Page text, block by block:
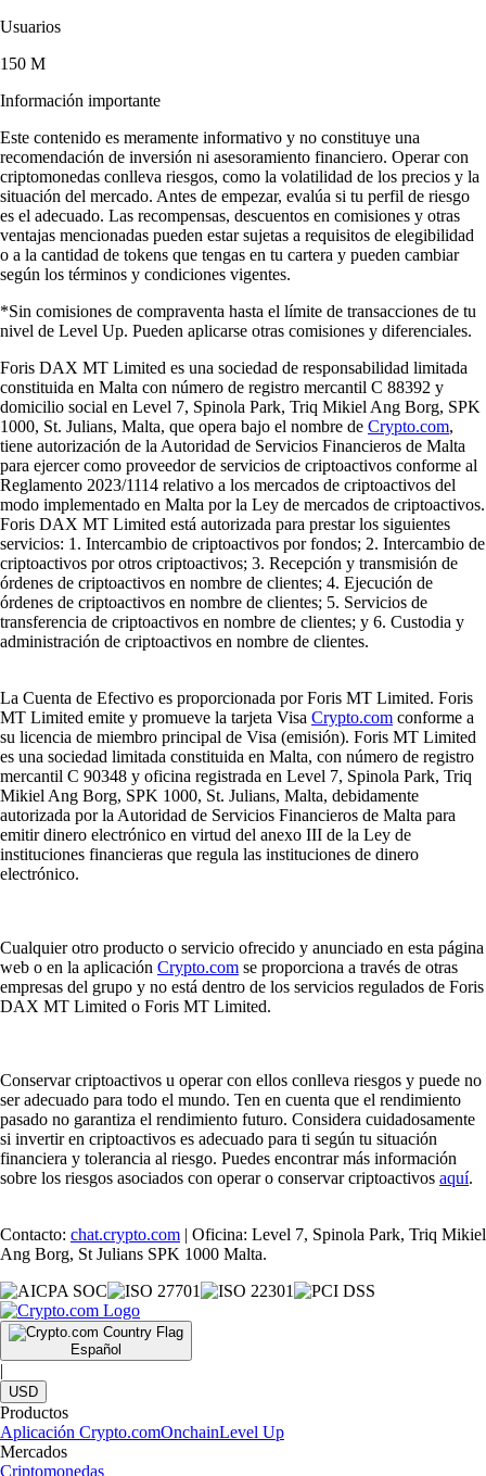
Usuarios
150 M
Información importante
Este contenido es meramente informativo y no constituye una
recomendación de inversión ni asesoramiento financiero. Operar con
criptomonedas conlleva riesgos, como la volatilidad de los precios y la
situación del mercado. Antes de empezar, evalúa si tu perfil de riesgo
es el adecuado. Las recompensas, descuentos en comisiones y otras
ventajas mencionadas pueden estar sujetas a requisitos de elegibilidad
o a la cantidad de tokens que tengas en tu cartera y pueden cambiar
según los términos y condiciones vigentes.
*Sin comisiones de compraventa hasta el límite de transacciones de tu
nivel de Level Up. Pueden aplicarse otras comisiones y diferenciales.
Foris DAX MT Limited es una sociedad de responsabilidad limitada
constituida en Malta con número de registro mercantil C 88392 y
domicilio social en Level 7, Spinola Park, Triq Mikiel Ang Borg, SPK
1000, St. Julians, Malta, que opera bajo el nombre de Crypto.com,
tiene autorización de la Autoridad de Servicios Financieros de Malta
para ejercer como proveedor de servicios de criptoactivos conforme al
Reglamento 2023/1114 relativo a los mercados de criptoactivos del
modo implementado en Malta por la Ley de mercados de criptoactivos.
Foris DAX MT Limited está autorizada para prestar los siguientes
servicios: 1. Intercambio de criptoactivos por fondos; 2. Intercambio de
criptoactivos por otros criptoactivos; 3. Recepción y transmisión de
órdenes de criptoactivos en nombre de clientes; 4. Ejecución de
órdenes de criptoactivos en nombre de clientes; 5. Servicios de
transferencia de criptoactivos en nombre de clientes; y 6. Custodia y
administración de criptoactivos en nombre de clientes.
La Cuenta de Efectivo es proporcionada por Foris MT Limited. Foris
MT Limited emite y promueve la tarjeta Visa Crypto.com conforme a
su licencia de miembro principal de Visa (emisión). Foris MT Limited
es una sociedad limitada constituida en Malta, con número de registro
mercantil C 90348 y oficina registrada en Level 7, Spinola Park, Triq
Mikiel Ang Borg, SPK 1000, St. Julians, Malta, debidamente
autorizada por la Autoridad de Servicios Financieros de Malta para
emitir dinero electrónico en virtud del anexo III de la Ley de
instituciones financieras que regula las instituciones de dinero
electrónico.
Cualquier otro producto o servicio ofrecido y anunciado en esta página
web o en la aplicación Crypto.com se proporciona a través de otras
empresas del grupo y no está dentro de los servicios regulados de Foris
DAX MT Limited o Foris MT Limited.
Conservar criptoactivos u operar con ellos conlleva riesgos y puede no
ser adecuado para todo el mundo. Ten en cuenta que el rendimiento
pasado no garantiza el rendimiento futuro. Considera cuidadosamente
si invertir en criptoactivos es adecuado para ti según tu situación
financiera y tolerancia al riesgo. Puedes encontrar más información
sobre los riesgos asociados con operar o conservar criptoactivos aquí.
Contacto: chat.crypto.com | Oficina: Level 7, Spinola Park, Triq Mikiel
Ang Borg, St Julians SPK 1000 Malta.
Español
|
USD
Productos
Aplicación Crypto.comOnchainLevel Up
Mercados
Criptomonedas